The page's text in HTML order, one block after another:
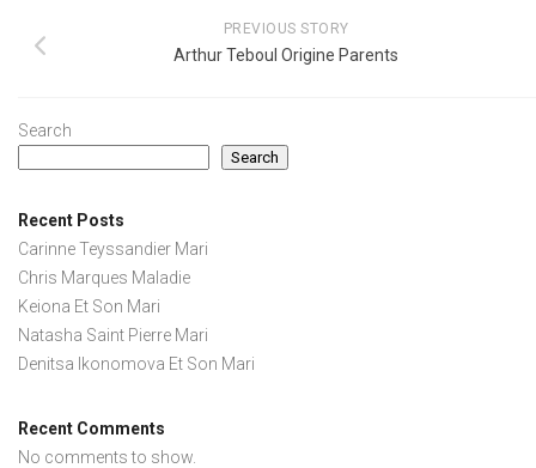
PREVIOUS STORY
Arthur Teboul Origine Parents
Search
Search
Recent Posts
Carinne Teyssandier Mari
Chris Marques Maladie
Keiona Et Son Mari
Natasha Saint Pierre Mari
Denitsa Ikonomova Et Son Mari
Recent Comments
No comments to show.